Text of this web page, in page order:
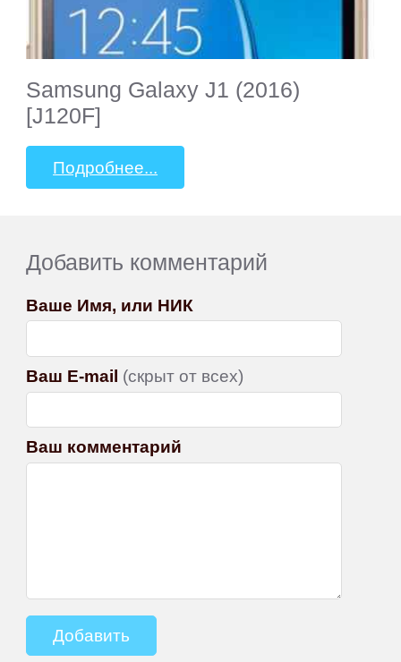
Samsung Galaxy J1 (2016)
[J120F]
Подробнее...
Добавить комментарий
Ваше Имя, или НИК
Ваш E-mail (скрыт от всех)
Ваш комментарий